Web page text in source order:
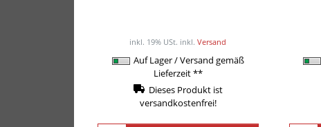
inkl. 19% USt. inkl.Versand
Auf Lager / Versand gemäß
Lieferzeit **
Dieses Produkt ist
versandkostenfrei!